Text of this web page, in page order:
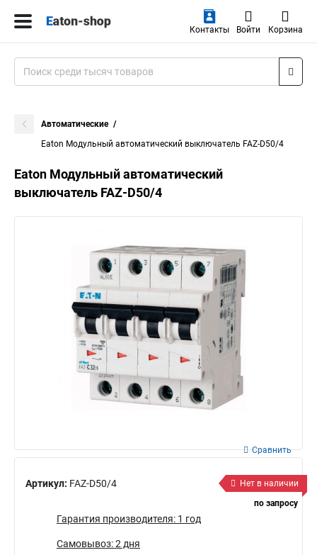
Контакты Войти Корзина
Автоматические
Eaton Модульный автоматический выключатель FAZ-D50/4
Eaton Модульный автоматический
выключатель FAZ-D50/4
Артикул: FAZ-D50/4
Сравнить
Нет в наличии
по запросу
Гарантия производителя: 1 год
Самовывоз: 2 дня